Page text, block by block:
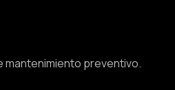
mantenimiento preventivo.